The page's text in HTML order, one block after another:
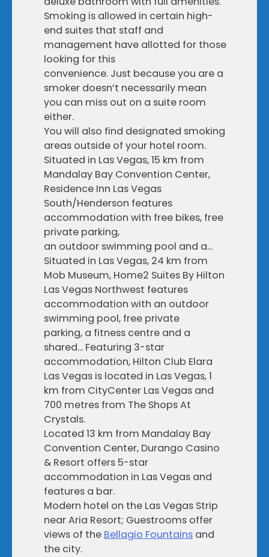
Smoking is allowed in certain high-
end suites that staff and
management have allotted for those
looking for this
convenience. Just because you are a
smoker doesn’t necessarily mean
you can miss out on a suite room
either.
You will also find designated smoking
areas outside of your hotel room.
Situated in Las Vegas, 15 km from
Mandalay Bay Convention Center,
Residence Inn Las Vegas
South/Henderson features
accommodation with free bikes, free
private parking,
an outdoor swimming pool and a…
Situated in Las Vegas, 24 km from
Mob Museum, Home2 Suites By Hilton
Las Vegas Northwest features
accommodation with an outdoor
swimming pool, free private
parking, a fitness centre and a
shared… Featuring 3-star
accommodation, Hilton Club Elara
Las Vegas is located in Las Vegas, 1
km from CityCenter Las Vegas and
700 metres from The Shops At
Crystals.
Located 13 km from Mandalay Bay
Convention Center, Durango Casino
& Resort offers 5-star
accommodation in Las Vegas and
features a bar.
Modern hotel on the Las Vegas Strip
near Aria Resort; Guestrooms offer
views of the Bellagio Fountains and
the city.